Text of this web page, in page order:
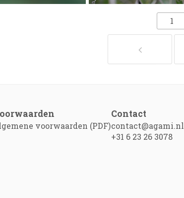
voorwaarden (PDF)
Contact
contact@agami.nl
+31 6 23 26 3078